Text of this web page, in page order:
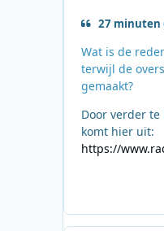
27 minuten
Wat is de
terwijl de
gemaakt?
Door verder
komt hier uit:
https://